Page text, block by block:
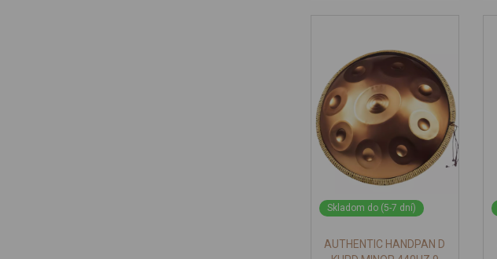
Skladom do (5-7 dní)
AUTHENTIC HANDPAN D